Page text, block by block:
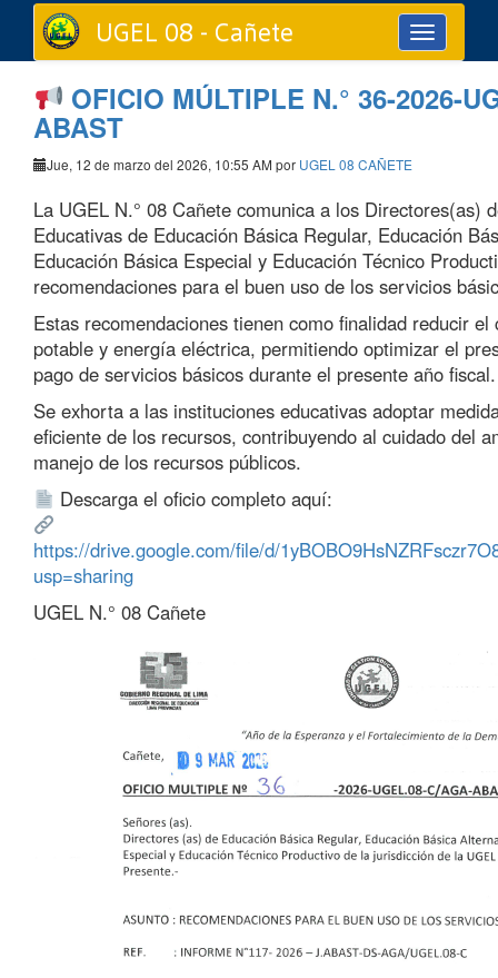
Toggle
navigation
UGEL 08 - Cañete
OFICIO MÚLTIPLE N.° 36-2026-
ABAST
Jue, 12 de marzo del 2026, 10:55 AM por UGEL 08 CAÑETE
La UGEL N.° 08 Cañete comunica a los Directores(as)
Educativas de Educación Básica Regular, Educación
Educación Básica Especial y Educación Técnico
recomendaciones para el buen uso de los servicios
Estas recomendaciones tienen como finalidad reducir el
potable y energía eléctrica, permitiendo optimizar el
pago de servicios básicos durante el presente año fiscal.
Se exhorta a las instituciones educativas adoptar
eficiente de los recursos, contribuyendo al cuidado del
manejo de los recursos públicos.
Descarga el oficio completo aquí:
https://drive.google.com/file/d/
usp=sharing
UGEL N.° 08 Cañete